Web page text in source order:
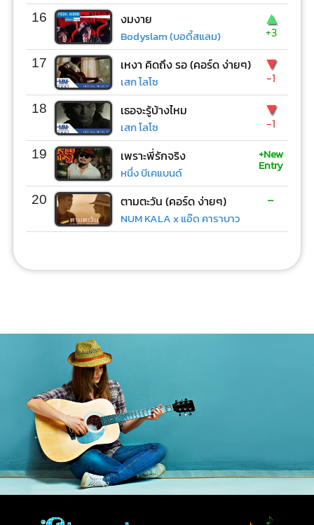
16 งมงาย
Bodyslam (บอดี้สแลม)
▲
+3
17 เหงา คิดถึง รอ (คอร์ด ง่ายๆ)
เสก โลโซ
▼
-1
18 เธอจะรู้บ้างไหม
เสก โลโซ
▼
-1
19 เพราะพี่รักจริง
หนึ่ง บีเคแบนด์
+New
Entry
20 ตามตะวัน (คอร์ด ง่ายๆ)
NUM KALA x แอ๊ด คาราบาว
-